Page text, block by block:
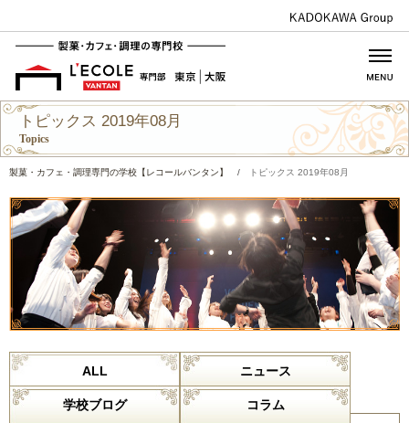
トピックス 2019年08月
Topics
製菓・カフェ・調理専門の学校【レコールバンタン】 / トピックス 2019年08月
ALL ニュース
学校ブログ コラム